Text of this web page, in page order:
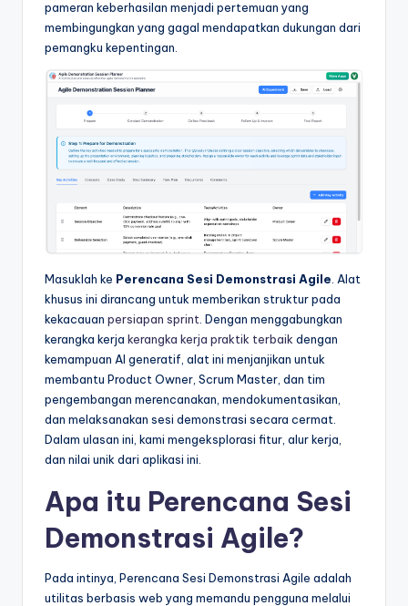
&
S
d
U
d
pameran keberhasilan menjadi pertemuan yang
membingungkan yang gagal mendapatkan dukungan dari
pemangku kepentingan.
Masuklah ke Perencana Sesi Demonstrasi Agile . Alat
khusus ini dirancang untuk memberikan struktur pada
kekacauan persiapan sprint . Dengan menggabungkan
kerangka kerja kerangka kerja praktik terbaik dengan
kemampuan AI generatif, alat ini menjanjikan untuk
membantu Product Owner, Scrum Master, dan tim
pengembangan merencanakan, mendokumentasikan,
dan melaksanakan sesi demonstrasi secara cermat.
Dalam ulasan ini, kami mengeksplorasi fitur, alur kerja,
dan nilai unik dari aplikasi ini.
Apa itu Perencana Sesi
Demonstrasi Agile?
Pada intinya, Perencana Sesi Demonstrasi Agile adalah
utilitas berbasis web yang memandu pengguna melalui